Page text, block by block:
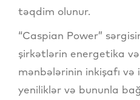
təqdim olunur.
“Caspian Power”
şirkətlərin energetika və
mənbələrinin inkişafı
yeniliklər və bununla